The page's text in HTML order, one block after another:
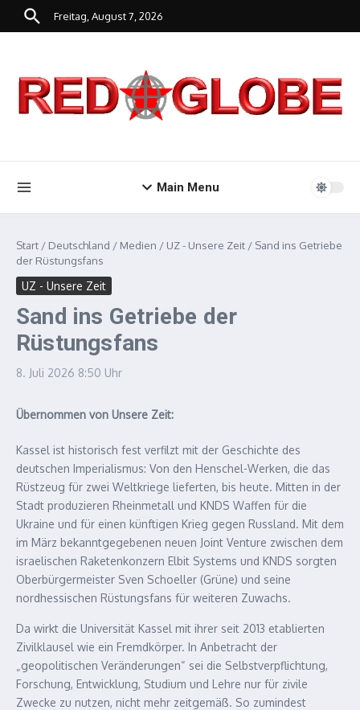
Zum Inhalt springen
Freitag, August 7, 2026
Main Menu
Start / Deutschland / Medien / UZ - Unsere Zeit / Sand ins Getriebe
der Rüstungsfans
UZ - Unsere Zeit
Sand ins Getriebe der
Rüstungsfans
8. Juli 2026 8:50 Uhr
Übernommen von Unsere Zeit:
Kassel ist historisch fest verfilzt mit der Geschichte des
deutschen Imperialismus: Von den Henschel-Werken, die das
Rüstzeug für zwei Weltkriege lieferten, bis heute. Mitten in der
Stadt produzieren Rheinmetall und KNDS Waffen für die
Ukraine und für einen künftigen Krieg gegen Russland. Mit dem
im März bekanntgegebenen neuen Joint Venture zwischen dem
israelischen Raketenkonzern Elbit Systems und KNDS sorgten
Oberbürgermeister Sven Schoeller (Grüne) und seine
nordhessischen Rüstungsfans für weiteren Zuwachs.
Da wirkt die Universität Kassel mit ihrer seit 2013 etablierten
Zivilklausel wie ein Fremdkörper. In Anbetracht der
„geopolitischen Veränderungen“ sei die Selbstverpflichtung,
Forschung, Entwicklung, Studium und Lehre nur für zivile
Zwecke zu nutzen, nicht mehr zeitgemäß. So zumindest